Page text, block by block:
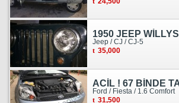
1950 JEEP WİLLYS
Jeep / CJ / CJ-5
35,000
Ford / Fiesta / 1.6 Comfort
31,500